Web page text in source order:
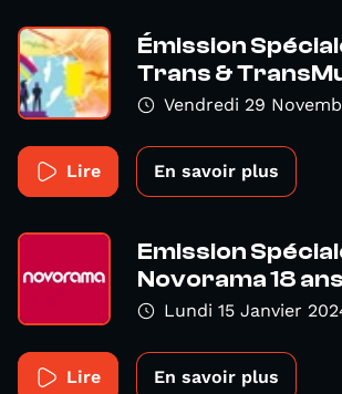
Émission
Trans &
Vendredi 29
Lire En savoir plus
Emission
Novorama 18 ans
Lundi 15 Janvier
Lire En savoir plus